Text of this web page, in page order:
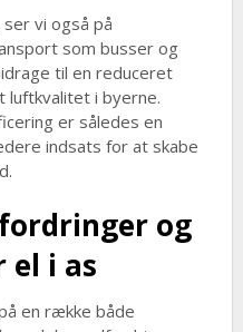
vi også på
som busser og
til en reduceret
luftkvalitet i byerne.
er således en
indsats for at skabe
og
el i as
en række både